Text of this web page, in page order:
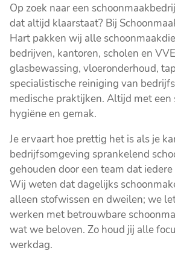
Op zoek naar een
dat altijd klaarstaat? Bij
Hart pakken wij alle
bedrijven, kantoren, scholen en
glasbewassing, vloeronderhoud,
specialistische reiniging van
medische praktijken. Altijd met een
hygiëne en gemak.
Je ervaart hoe prettig het is als je
bedrijfsomgeving sprankelend
gehouden door een team dat
Wij weten dat dagelijks
alleen stofwissen en dweilen; we
werken met betrouwbare
wat we beloven. Zo houd jij alle
werkdag.